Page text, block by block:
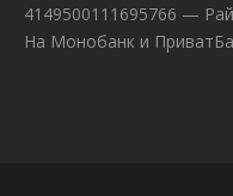
4149500111695766 —
На Монобанк и